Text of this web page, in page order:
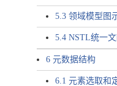
5.3 领域模型图
5.4 NSTL统一
6 元数据结构
6.1 元素选取和